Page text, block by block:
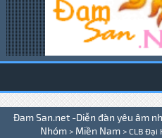
Đam San.net -Diễn đàn yêu âm
Nhóm > Miền Nam > CLB Đại